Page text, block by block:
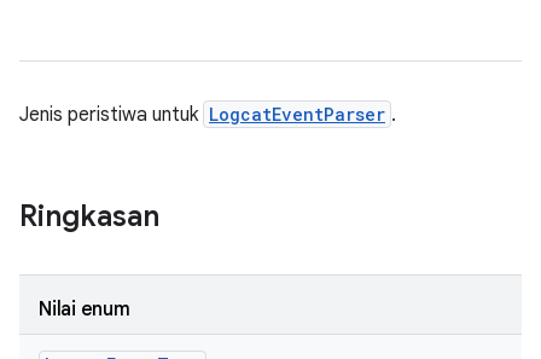
Jenis peristiwa untuk LogcatEventParser .
Ringkasan
Nilai enum